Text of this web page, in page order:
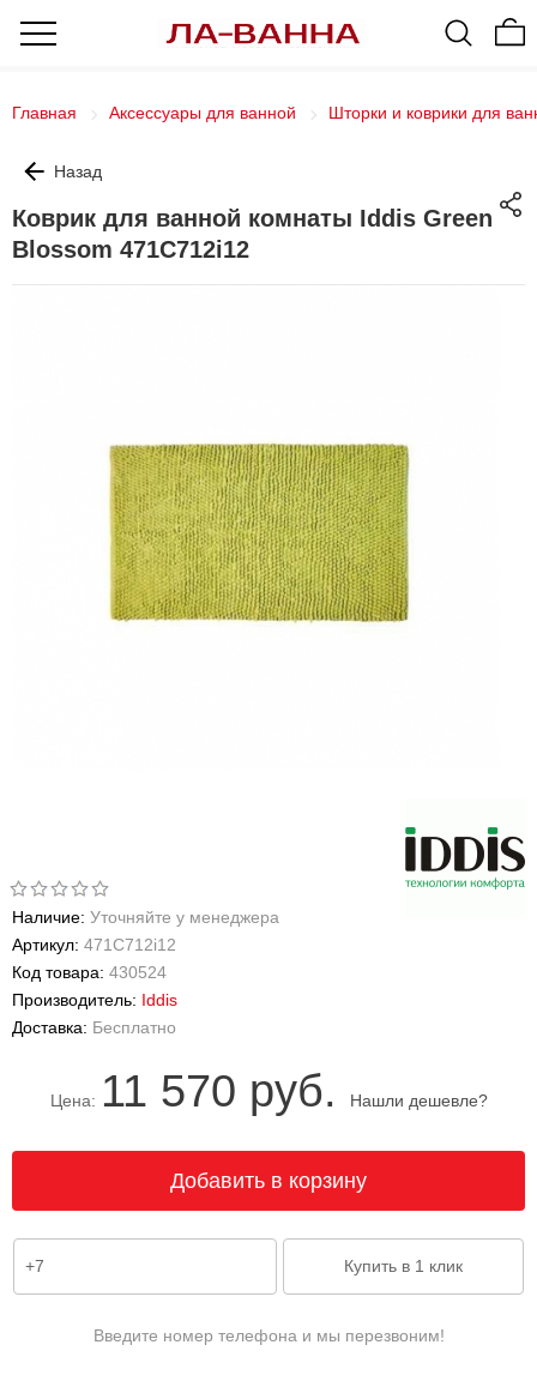
Главная Аксессуары для ванной Шторки и коврики для
Назад
Коврик для ванной комнаты Iddis Green
Blossom 471С712i12
Наличие: Уточняйте у менеджера
Артикул: 471С712i12
Код товара: 430524
Производитель: Iddis
Доставка: Бесплатно
Цена: 11 570 руб. Нашли дешевле?
Введите номер телефона и мы перезвоним!